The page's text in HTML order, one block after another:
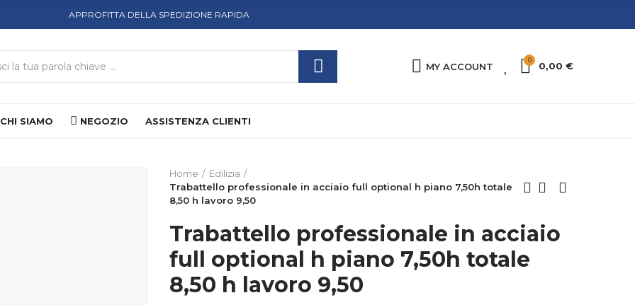
APPROFITTA DELLA SPEDIZIONE RAPIDA
MY ACCOUNT
0
0,00 €
CHI SIAMO NEGOZIO ASSISTENZA CLIENTI
Home
Edilizia
Trabattello professionale in acciaio full optional h piano 7,50h totale
8,50 h lavoro 9,50
Trabattello professionale in acciaio
full optional h piano 7,50h totale
8,50 h lavoro 9,50